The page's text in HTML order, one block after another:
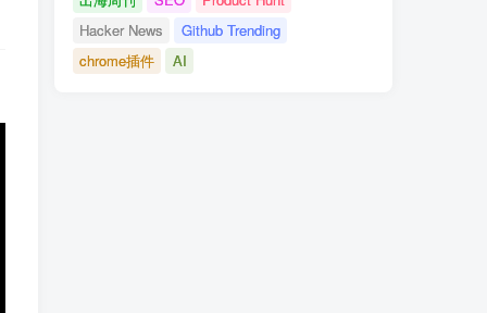
Hacker News
Github Trending
chrome插件
AI